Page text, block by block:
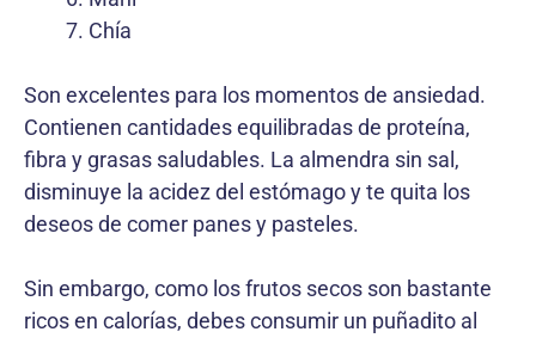
Chía
Son excelentes para los momentos de ansiedad.
Contienen cantidades equilibradas de proteína,
fibra y grasas saludables. La almendra sin sal,
disminuye la acidez del estómago y te quita los
deseos de comer panes y pasteles.
Sin embargo, como los frutos secos son bastante
ricos en calorías, debes consumir un puñadito al